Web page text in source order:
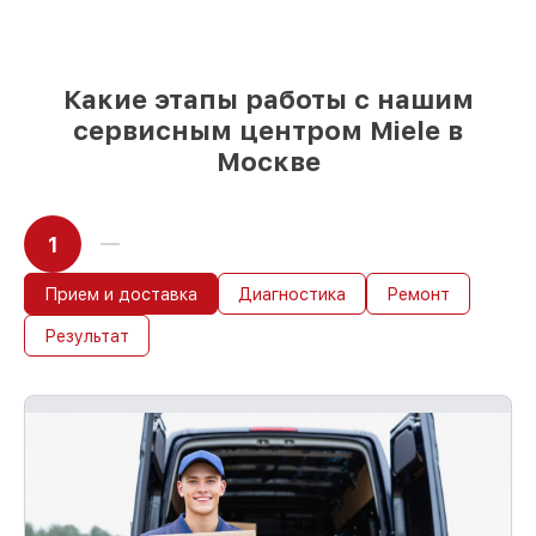
Какие этапы работы с нашим
сервисным центром Miele в
Москве
1
Прием и доставка Диагностика Ремонт
Результат